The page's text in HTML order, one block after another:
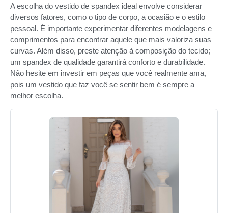
A escolha do vestido de spandex ideal envolve considerar
diversos fatores, como o tipo de corpo, a ocasião e o estilo
pessoal. É importante experimentar diferentes modelagens e
comprimentos para encontrar aquele que mais valoriza suas
curvas. Além disso, preste atenção à composição do tecido;
um spandex de qualidade garantirá conforto e durabilidade.
Não hesite em investir em peças que você realmente ama,
pois um vestido que faz você se sentir bem é sempre a
melhor escolha.